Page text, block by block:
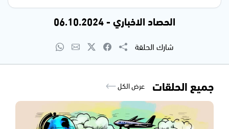
الحصاد الاخباري - 06.10.2024
شارك الحلقة
جميع الحلقات عرض الكل